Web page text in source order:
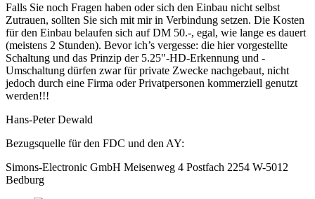
Falls Sie noch Fragen haben oder sich den Einbau nicht selbst
Zutrauen, sollten Sie sich mit mir in Verbindung setzen. Die Kosten
für den Einbau belaufen sich auf DM 50.-, egal, wie lange es dauert
(meistens 2 Stunden). Bevor ich’s vergesse: die hier vorgestellte
Schaltung und das Prinzip der 5.25"-HD-Erkennung und -
Umschaltung dürfen zwar für private Zwecke nachgebaut, nicht
jedoch durch eine Firma oder Privatpersonen kommerziell genutzt
werden!!!
Hans-Peter Dewald
Bezugsquelle für den FDC und den AY:
Simons-Electronic GmbH Meisenweg 4 Postfach 2254 W-5012
Bedburg